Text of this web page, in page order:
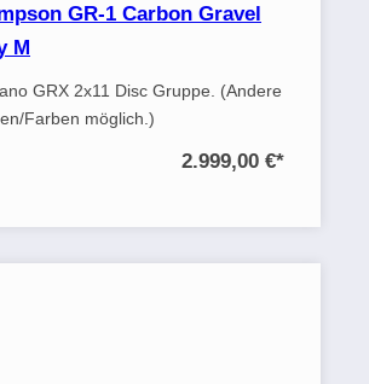
GR-1 Carbon Gravel
M
GRX 2x11 Disc Gruppe. (Andere
Farben möglich.)
2.999,00 €*